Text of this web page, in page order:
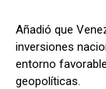
Añadió que
inversiones
entorno
geopolíticas.